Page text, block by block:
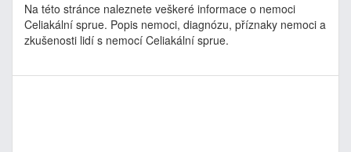
Na této stránce naleznete veškeré informace o nemoci
Celiakální sprue. Popis nemoci, diagnózu, příznaky nemoci a
zkušenosti lidí s nemocí Celiakální sprue.